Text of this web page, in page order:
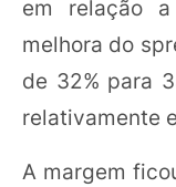
em relação
melhora do
de 32% para
relativamente
A margem